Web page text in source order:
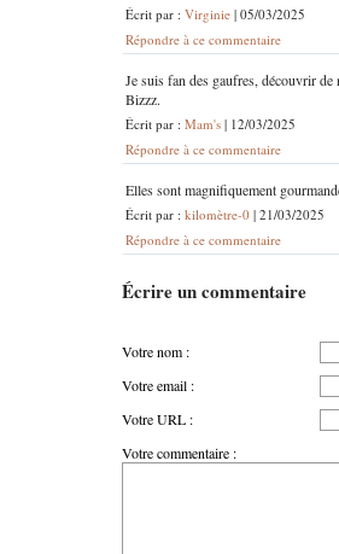
Écrit par : Virginie | 05/03/2025
Répondre à ce commentaire
Je suis fan des gaufres, découvrir
Bizzz.
Écrit par : Mam's | 12/03/2025
Répondre à ce commentaire
Elles sont magnifiquement
Écrit par : kilomètre-0 | 21/03/2025
Répondre à ce commentaire
Écrire un commentaire
Votre nom :
Votre email :
Votre URL :
Votre commentaire :